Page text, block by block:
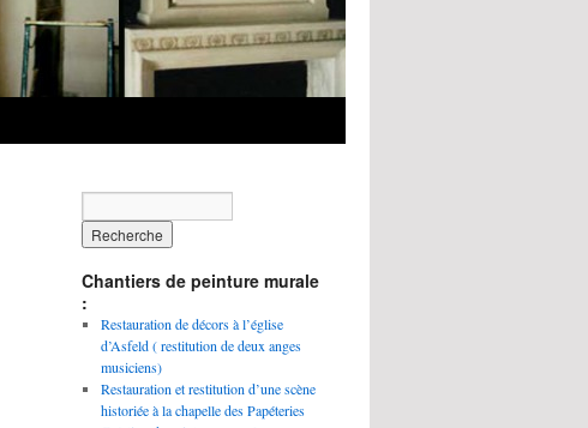
Chantiers de peinture murale
:
Restauration de décors à l’église
d’Asfeld ( restitution de deux anges
musiciens)
Restauration et restitution d’une scène
historiée à la chapelle des Papéteries